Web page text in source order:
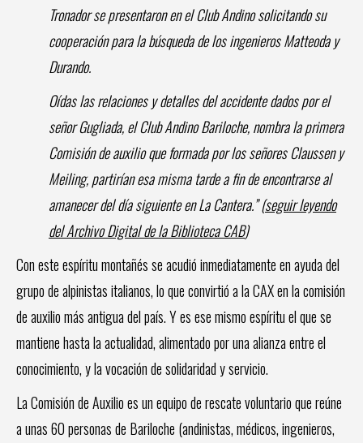
Tronador se presentaron en el Club Andino solicitando su
cooperación para la búsqueda de los ingenieros Matteoda y
Durando.
Oídas las relaciones y detalles del accidente dados por el
señor Gugliada, el Club Andino Bariloche, nombra la primera
Comisión de auxilio que formada por los señores Claussen y
Meiling, partirían esa misma tarde a fin de encontrarse al
amanecer del día siguiente en La Cantera.” (seguir leyendo
del Archivo Digital de la Biblioteca CAB)
Con este espíritu montañés se acudió inmediatamente en ayuda del
grupo de alpinistas italianos, lo que convirtió a la CAX en la comisión
de auxilio más antigua del país. Y es ese mismo espíritu el que se
mantiene hasta la actualidad, alimentado por una alianza entre el
conocimiento, y la vocación de solidaridad y servicio.
La Comisión de Auxilio es un equipo de rescate voluntario que reúne
a unas 60 personas de Bariloche (andinistas, médicos, ingenieros,